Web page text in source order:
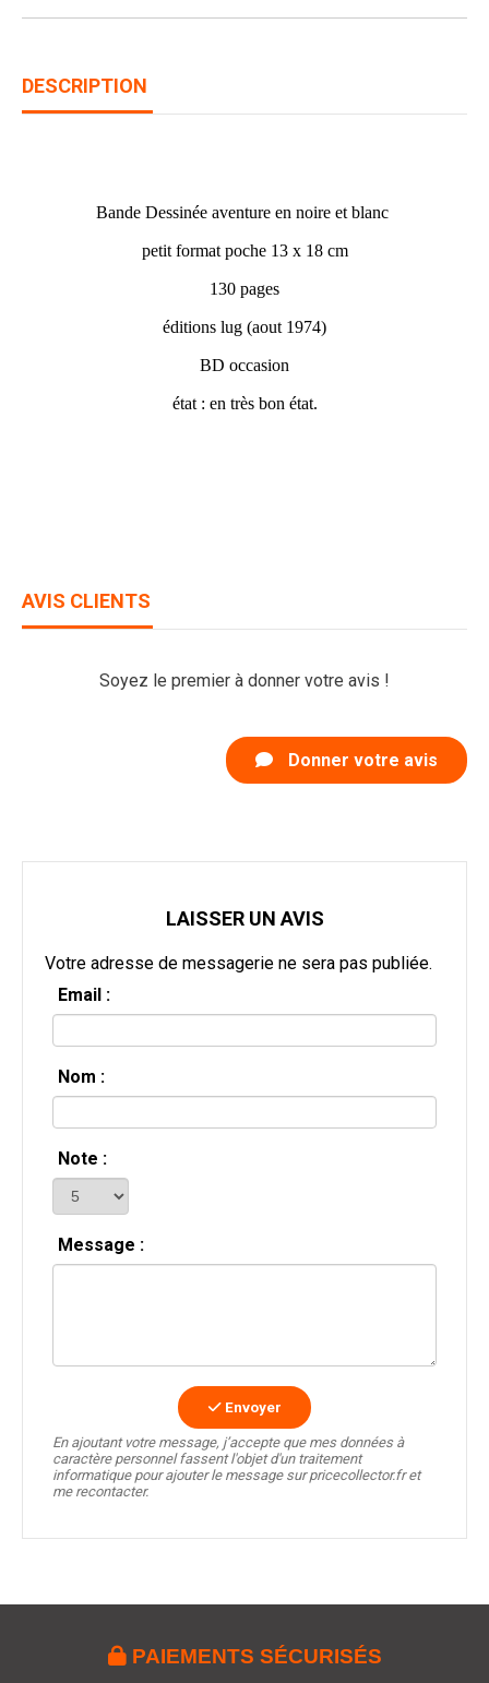
DESCRIPTION
Bande Dessinée aventure en noire et blanc
petit format poche 13 x 18 cm
130 pages
éditions lug (aout 1974)
BD occasion
état : en très bon état.
AVIS CLIENTS
Soyez le premier à donner votre avis !
Donner votre avis
LAISSER UN AVIS
Votre adresse de messagerie ne sera pas publiée.
Email :
Nom :
Note :
Message :
Envoyer
En ajoutant votre message, j’accepte que mes données à
caractère personnel fassent l'objet d'un traitement
informatique pour ajouter le message sur pricecollector.fr et
me recontacter.
 PAIEMENTS SÉCURISÉS